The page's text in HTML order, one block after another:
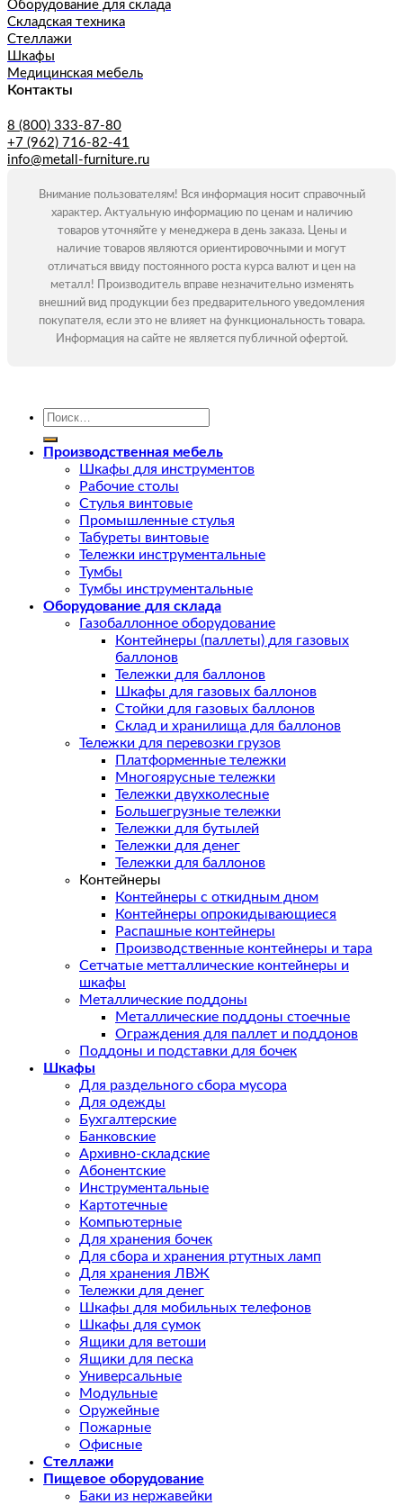
Оборудование для склада
Складская техника
Стеллажи
Шкафы
Медицинская мебель
Контакты
8 (800) 333-87-80
+7 (962) 716-82-41
info@metall-furniture.ru
Внимание пользователям! Вся информация носит справочный
характер. Актуальную информацию по ценам и наличию
товаров уточняйте у менеджера в день заказа. Цены и
наличие товаров являются ориентировочными и могут
отличаться ввиду постоянного роста курса валют и цен на
металл! Производитель вправе незначительно изменять
внешний вид продукции без предварительного уведомления
покупателя, если это не влияет на функциональность товара.
Информация на сайте не является публичной офертой.
Искать:
Производственная мебель
Шкафы для инструментов
Рабочие столы
Стулья винтовые
Промышленные стулья
Табуреты винтовые
Тележки инструментальные
Тумбы
Тумбы инструментальные
Оборудование для склада
Газобаллонное оборудование
Контейнеры (паллеты) для газовых
баллонов
Тележки для баллонов
Шкафы для газовых баллонов
Стойки для газовых баллонов
Склад и хранилища для баллонов
Тележки для перевозки грузов
Платформенные тележки
Многоярусные тележки
Тележки двухколесные
Большегрузные тележки
Тележки для бутылей
Тележки для денег
Тележки для баллонов
Контейнеры
Контейнеры с откидным дном
Контейнеры опрокидывающиеся
Распашные контейнеры
Производственные контейнеры и тара
Сетчатые метталлические контейнеры и
шкафы
Металлические поддоны
Металлические поддоны стоечные
Ограждения для паллет и поддонов
Поддоны и подставки для бочек
Шкафы
Для раздельного сбора мусора
Для одежды
Бухгалтерские
Банковские
Архивно-складские
Абонентские
Инструментальные
Картотечные
Компьютерные
Для хранения бочек
Для сбора и хранения ртутных ламп
Для хранения ЛВЖ
Тележки для денег
Шкафы для мобильных телефонов
Шкафы для сумок
Ящики для ветоши
Ящики для песка
Универсальные
Модульные
Оружейные
Пожарные
Офисные
Стеллажи
Пищевое оборудование
Баки из нержавейки